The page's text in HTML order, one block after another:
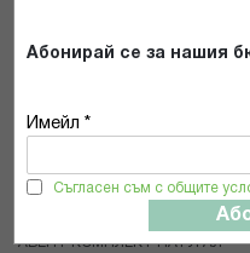
Абонирай се за нашия
Имейл *
Съгласен съм с общите
25%
АВЕНТ КОМПЛЕКТ НАТУРАЛ